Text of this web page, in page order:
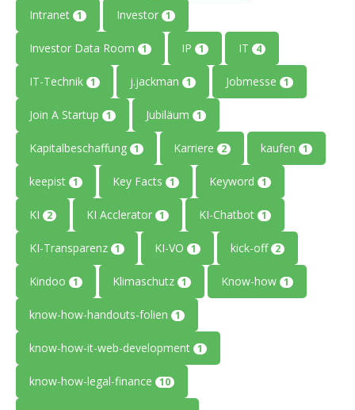
Intranet 1 Investor 1
Investor Data Room 1 IP 1 IT 4
IT-Technik 1 j.jackman 1 Jobmesse 1
Join A Startup 1 Jubiläum 1
Kapitalbeschaffung 1 Karriere 2 kaufen 1
keepist 1 Key Facts 1 Keyword 1
KI 2 KI Acclerator 1 KI-Chatbot 1
KI-Transparenz 1 KI-VO 1 kick-off 2
Kindoo 1 Klimaschutz 1 Know-how 1
know-how-handouts-folien 1
know-how-it-web-development 1
know-how-legal-finance 10